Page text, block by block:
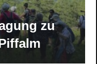
zu